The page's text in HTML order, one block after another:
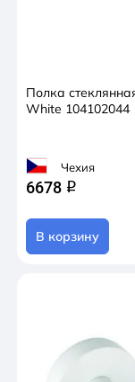
Полка
White 104102044
Чехия
6678 q
В корзину